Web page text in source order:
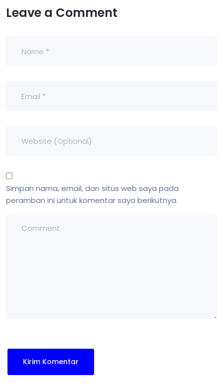
Leave a Comment
Simpan nama, email, dan situs web saya pada
peramban ini untuk komentar saya berikutnya.